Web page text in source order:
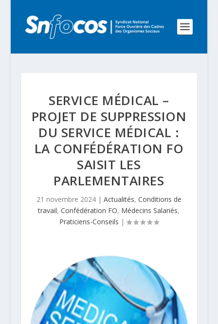
SERVICE MÉDICAL –
PROJET DE SUPPRESSION
DU SERVICE MÉDICAL :
LA CONFÉDÉRATION FO
SAISIT LES
PARLEMENTAIRES
21 novembre 2024| Actualités, Conditions de
travail,Confédération FO, Médecins Salariés,
Praticiens-Conseils |